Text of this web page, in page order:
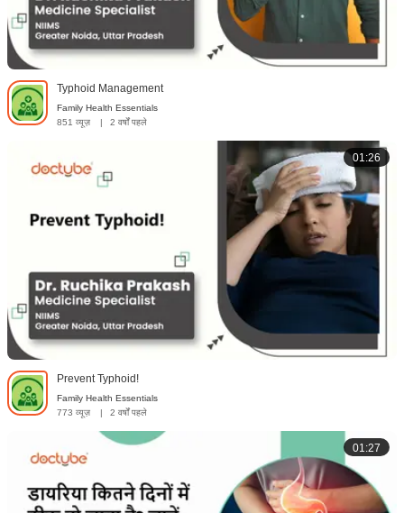
Typhoid Management
Family Health Essentials
851 व्यूज़
| 2 वर्षों पहले
01:26
Prevent Typhoid!
Family Health Essentials
773 व्यूज़
| 2 वर्षों पहले
01:27